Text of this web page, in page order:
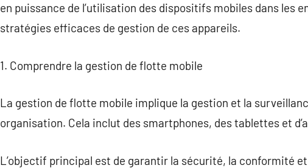
en puissance de l’utilisation des dispositifs mobiles dans les
stratégies efficaces de gestion de ces appareils.
1. Comprendre la gestion de flotte mobile
La gestion de flotte mobile implique la gestion et la
organisation. Cela inclut des smartphones, des tablettes et
L’objectif principal est de garantir la sécurité, la conformité